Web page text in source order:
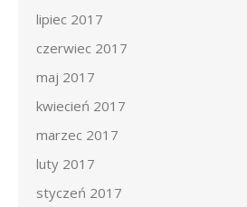
lipiec 2017
czerwiec 2017
maj 2017
kwiecień 2017
marzec 2017
luty 2017
styczeń 2017